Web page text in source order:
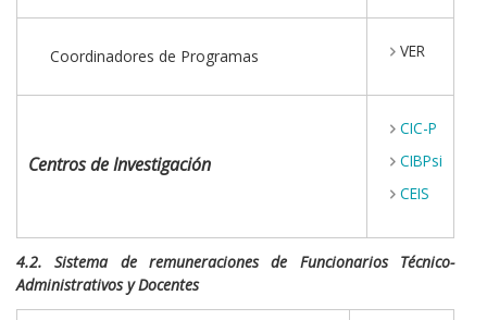
Coordinadores de Programas VER
Centros de Investigación
CIC-P
CIBPsi
CEIS
4.2. Sistema de remuneraciones de Funcionarios Técnico-
Administrativos y Docentes